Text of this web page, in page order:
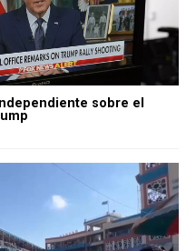
sobre el